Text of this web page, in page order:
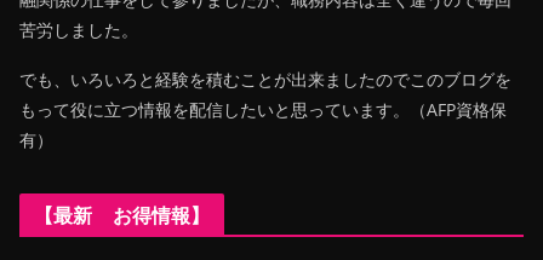
苦労しました。
でも、いろいろと経験を積むことが出来ましたのでこのブログを
もって役に立つ情報を配信したいと思っています。（AFP資格保
有）
【最新 お得情報】